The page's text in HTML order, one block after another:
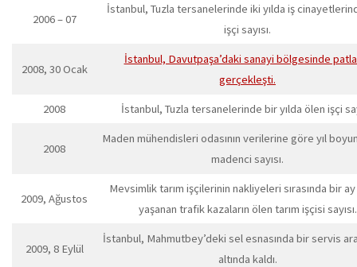
2006 – 07
İstanbul, Tuzla tersanelerinde iki yılda iş
işçi sayısı.
2008, 30 Ocak
İstanbul, Davutpaşa’daki sanayi bölgesinde
gerçekleşti.
2008 İstanbul, Tuzla tersanelerinde bir yılda ölen işçi
2008
Maden mühendisleri odasının verilerine göre yıl
madenci sayısı.
2009, Ağustos
Mevsimlik tarım işçilerinin nakliyeleri sırasında bir
yaşanan trafik kazaların ölen tarım işçisi sayısı.
2009, 8 Eylül
İstanbul, Mahmutbey’deki sel esnasında bir servis
altında kaldı.